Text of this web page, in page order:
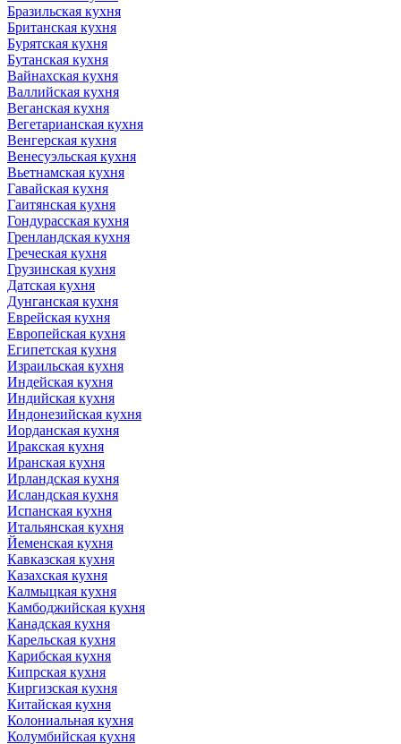
Бразильская кухня
Британская кухня
Бурятская кухня
Бутанская кухня
Вайнахская кухня
Валлийская кухня
Веганская кухня
Вегетарианская кухня
Венгерская кухня
Венесуэльская кухня
Вьетнамская кухня
Гавайская кухня
Гаитянская кухня
Гондурасская кухня
Гренландская кухня
Греческая кухня
Грузинская кухня
Датская кухня
Дунганская кухня
Еврейская кухня
Европейская кухня
Египетская кухня
Израильская кухня
Индейская кухня
Индийская кухня
Индонезийская кухня
Иорданская кухня
Иракская кухня
Иранская кухня
Ирландская кухня
Исландская кухня
Испанская кухня
Итальянская кухня
Йеменская кухня
Кавказская кухня
Казахская кухня
Калмыцкая кухня
Камбоджийская кухня
Канадская кухня
Карельская кухня
Карибская кухня
Кипрская кухня
Киргизская кухня
Китайская кухня
Колониальная кухня
Колумбийская кухня